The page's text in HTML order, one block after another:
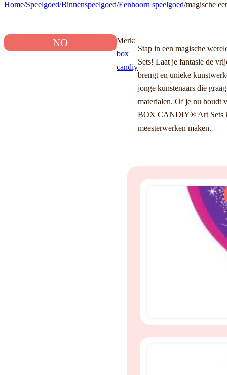
Home/Speelgoed/Binnenspeelgoed/Eenhoorn speelgoed/magische
NO
Merk:
box
candiy
Stap in een magische
Sets! Laat je fantasie de
brengt en unieke
jonge kunstenaars die
materialen. Of je nu houdt
BOX CANDIY® Art Sets
meesterwerken maken.